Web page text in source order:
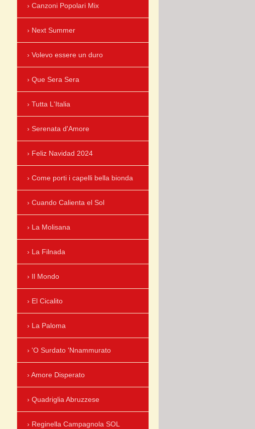
Canzoni Popolari Mix
Next Summer
Volevo essere un duro
Que Sera Sera
Tutta L'Italia
Serenata d'Amore
Feliz Navidad 2024
Come porti i capelli bella bionda
Cuando Calienta el Sol
La Molisana
La Filnada
Il Mondo
El Cicalito
La Paloma
'O Surdato 'Nnammurato
Amore Disperato
Quadriglia Abruzzese
Reginella Campagnola SOL